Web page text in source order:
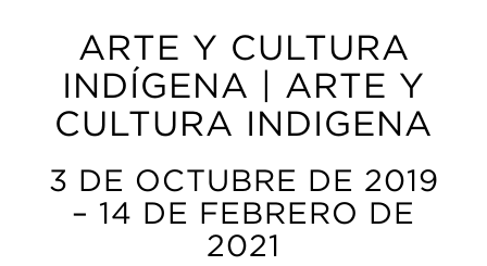
ARTE Y CULTURA
INDÍGENA | ARTE Y
CULTURA INDIGENA
3 DE OCTUBRE DE 2019
– 14 DE FEBRERO DE
2021